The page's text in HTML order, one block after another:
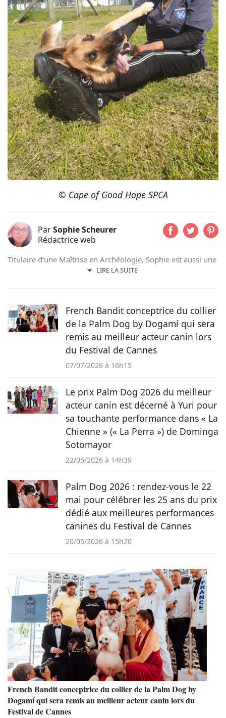
© Cape of Good Hope SPCA
ParSophie Scheurer
Rédactrice web
LIRE LA SUITE
Titulaire d’une Maîtrise en Archéologie, Sophie est aussi une
passionnée par la rédaction et la langue française.
membres à part entière de sa famille. Ce sont ces passions
qui l’ont amenée à mettre sa plume au service de Pets
Dating et ses boules de poils lui donnent chaque jour de
l’inspiration pour écrire.
French Bandit conceptrice du collier
de la Palm Dog by Dogamí qui sera
remis au meilleur acteur canin lors
du Festival de Cannes
07/07/2026 à 16h15
Le prix Palm Dog 2026 du meilleur
acteur canin est décerné à Yuri pour
sa touchante performance dans « La
Chienne » (« La Perra ») de Dominga
Sotomayor
22/05/2026 à 14h39
Palm Dog 2026 : rendez-vous le 22
mai pour célébrer les 25 ans du prix
dédié aux meilleures performances
canines du Festival de Cannes
20/05/2026 à 15h20
French Bandit conceptrice du collier de la Palm Dog by
Dogamí qui sera remis au meilleur acteur canin lors du
Festival de Cannes